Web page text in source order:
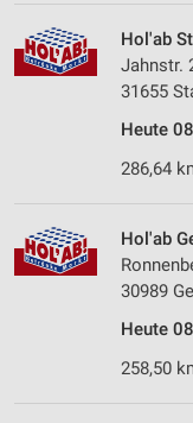
Hol'ab
Jahnstr.
31655
Heute
286,64
Hol'ab
30989
Heute
258,50